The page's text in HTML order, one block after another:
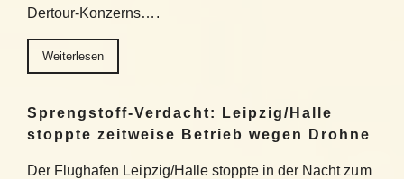
Dertour-Konzerns….
Weiterlesen
Sprengstoff-Verdacht: Leipzig/Halle
stoppte zeitweise Betrieb wegen Drohne
Der Flughafen Leipzig/Halle stoppte in der Nacht zum